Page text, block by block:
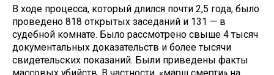
В ходе процесса, который длился почти 2,5 года, было
проведено 818 открытых заседаний и 131 — в
судебной комнате. Было рассмотрено свыше 4 тысяч
документальных доказательств и более тысячи
свидетельских показаний. Были приведены факты